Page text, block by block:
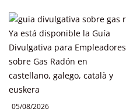
Ya está disponible la Guía
Divulgativa para Empleadores
sobre Gas Radón en
castellano, galego, català y
euskera
05/08/2026